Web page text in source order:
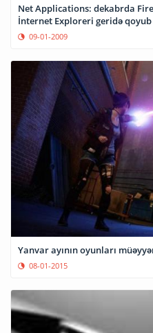
Net Applications: dekabrda
İnternet Exploreri geridə qoyub
09-01-2009
Yanvar ayının oyunları
08-01-2015